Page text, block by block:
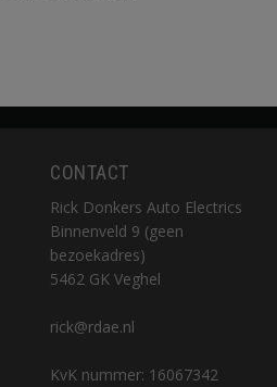
CONTACT
Rick Donkers Auto Electrics
Binnenveld 9 (geen
bezoekadres)
5462 GK Veghel
rick@rdae.nl
KvK nummer: 16067342